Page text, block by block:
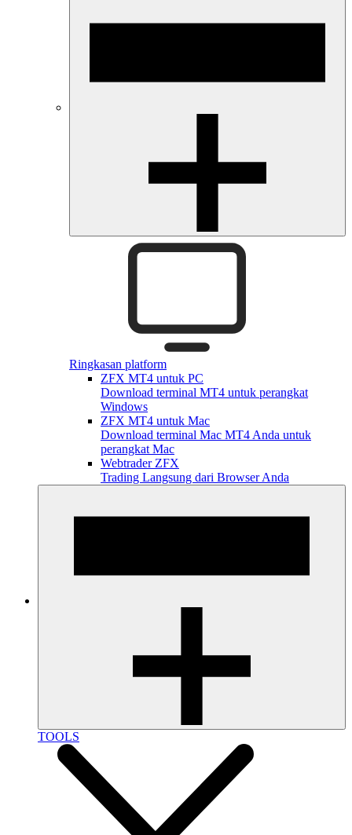
Ringkasan platform
ZFX MT4 untuk PC
Download terminal MT4 untuk perangkat
Windows
ZFX MT4 untuk Mac
Download terminal Mac MT4 Anda untuk
perangkat Mac
Webtrader ZFX
Trading Langsung dari Browser Anda
TOOLS